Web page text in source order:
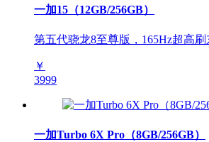
一加15（12GB/256GB）
第五代骁龙8至尊版，165Hz超高
￥
3999
一加Turbo 6X Pro（8GB/256GB）